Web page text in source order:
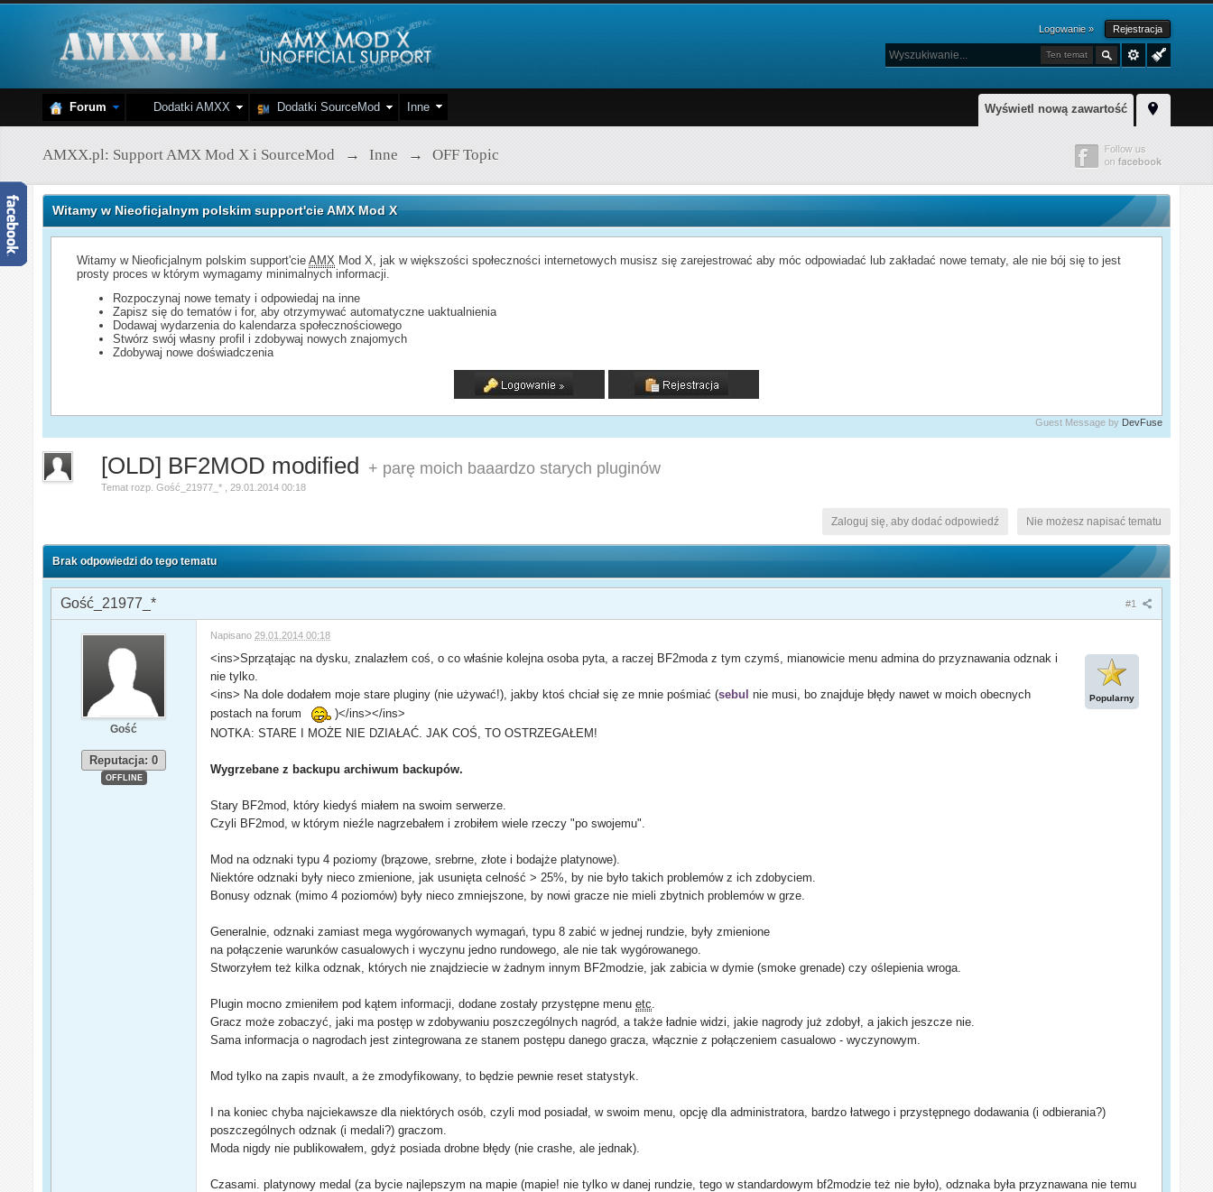
Logowanie » Rejestracja
Ten temat
Wyświetl nową zawartość
Forum Dodatki AMXX Dodatki SourceMod Inne
AMXX.pl: Support AMX Mod X i SourceMod → Inne → OFF Topic
Witamy w Nieoficjalnym polskim support'cie AMX Mod X
Witamy w Nieoficjalnym polskim support'cieAMX Mod X, jak w większości społeczności internetowych musisz się zarejestrować aby móc odpowiadać lub zakładać nowe tematy, ale nie bój się to jest
prosty proces w którym wymagamy minimalnych informacji.
Rozpoczynaj nowe tematy i odpowiedaj na inne
Zapisz się do tematów i for, aby otrzymywać automatyczne uaktualnienia
Dodawaj wydarzenia do kalendarza społecznościowego
Stwórz swój własny profil i zdobywaj nowych znajomych
Zdobywaj nowe doświadczenia
Guest Message by DevFuse
[OLD] BF2MOD modified + parę moich baaardzo starych pluginów
Temat rozp.Gość_21977_* 29.01.2014 00:18
Nie możesz napisać tematu
Zaloguj się, aby dodać odpowiedź
Brak odpowiedzi do tego tematu
#1
Gość_21977_*
Gość
Reputacja: 0
OFFLINE
Napisano 29.01.2014 00:18
Popularny
<ins>Sprzątając na dysku, znalazłem coś, o co właśnie kolejna osoba pyta, a raczej BF2moda z tym czymś, mianowicie menu admina do przyznawania odznak i
nie tylko.
<ins> Na dole dodałem moje stare pluginy (nie używać!), jakby ktoś chciał się ze mnie pośmiać (sebul nie musi, bo znajduje błędy nawet w moich obecnych
postach na forum
)</ins></ins>
NOTKA: STARE I MOŻE NIE DZIAŁAĆ. JAK COŚ, TO OSTRZEGAŁEM!
Wygrzebane z backupu archiwum backupów.
Stary BF2mod, który kiedyś miałem na swoim serwerze.
Czyli BF2mod, w którym nieźle nagrzebałem i zrobiłem wiele rzeczy "po swojemu".
Mod na odznaki typu 4 poziomy (brązowe, srebrne, złote i bodajże platynowe).
Niektóre odznaki były nieco zmienione, jak usunięta celność > 25%, by nie było takich problemów z ich zdobyciem.
Bonusy odznak (mimo 4 poziomów) były nieco zmniejszone, by nowi gracze nie mieli zbytnich problemów w grze.
Generalnie, odznaki zamiast mega wygórowanych wymagań, typu 8 zabić w jednej rundzie, były zmienione
na połączenie warunków casualowych i wyczynu jedno rundowego, ale nie tak wygórowanego.
Stworzyłem też kilka odznak, których nie znajdziecie w żadnym innym BF2modzie, jak zabicia w dymie (smoke grenade) czy oślepienia wroga.
Plugin mocno zmieniłem pod kątem informacji, dodane zostały przystępne menuetc
Gracz może zobaczyć, jaki ma postęp w zdobywaniu poszczególnych nagród, a także ładnie widzi, jakie nagrody już zdobył, a jakich jeszcze nie.
Sama informacja o nagrodach jest zintegrowana ze stanem postępu danego gracza, włącznie z połączeniem casualowo - wyczynowym.
Mod tylko na zapis nvault, a że zmodyfikowany, to będzie pewnie reset statystyk.
I na koniec chyba najciekawsze dla niektórych osób, czyli mod posiadał, w swoim menu, opcję dla administratora, bardzo łatwego i przystępnego dodawania (i odbierania?)
poszczególnych odznak (i medali?) graczom.
Moda nigdy nie publikowałem, gdyż posiada drobne błędy (nie crashe, ale jednak).
Czasami. platynowy medal (za bycie najlepszym na mapie (mapie! nie tylko w danej rundzie, tego w standardowym bf2modzie też nie było), odznaka była przyznawana nie temu